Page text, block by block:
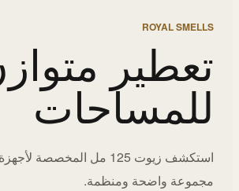
ROYAL SMELLS
تعطير
للمساحات
استكشف زيوت 125 مل
مجموعة واضحة ومنظمة.